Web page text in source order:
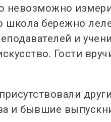
невозможно
школа бережно
и
Гости
и бывшие